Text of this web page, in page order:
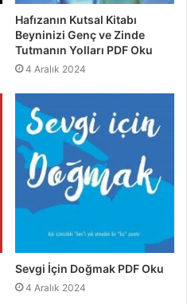
Hafızanın Kutsal Kitabı
Beyninizi Genç ve Zinde
Tutmanın Yolları PDF Oku
4 Aralık 2024
Sevgi İçin Doğmak PDF Oku
4 Aralık 2024